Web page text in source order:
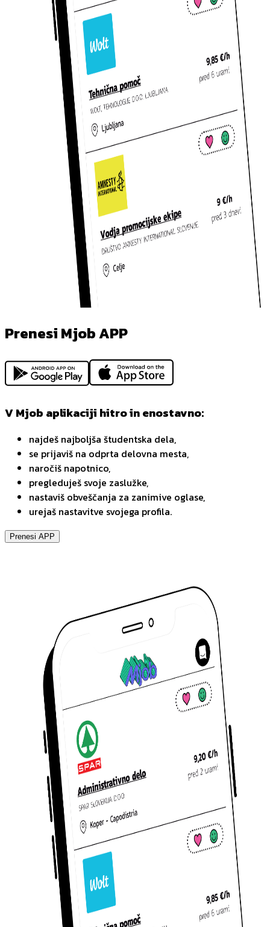
Prenesi Mjob APP
V Mjob aplikaciji hitro in enostavno:
najdeš najboljša študentska dela,
se prijaviš na odprta delovna mesta,
naročiš napotnico,
pregleduješ svoje zaslužke,
nastaviš obveščanja za zanimive oglase,
urejaš nastavitve svojega profila.
Prenesi APP